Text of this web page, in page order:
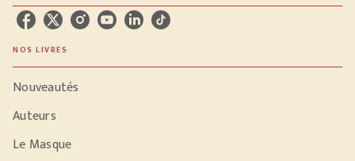
NOS LIVRES
Nouveautés
Auteurs
Le Masque